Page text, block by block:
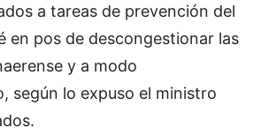
a tareas de prevención del
en pos de descongestionar las
y a modo
según lo expuso el ministro